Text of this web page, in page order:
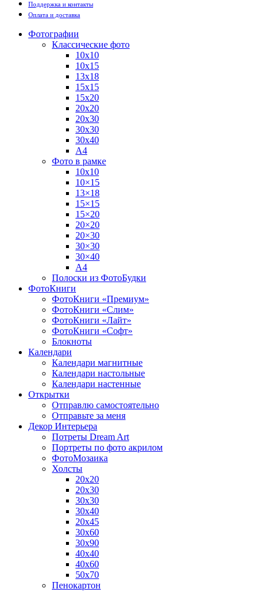
Поддержка и контакты
Оплата и доставка
Фотографии
Классические фото
10х10
10х15
13х18
15х15
15х20
20х20
20х30
30х30
30х40
А4
Фото в рамке
10х10
10×15
13×18
15×15
15×20
20×20
20×30
30×30
30×40
A4
Полоски из ФотоБудки
ФотоКниги
ФотоКниги «Премиум»
ФотоКниги «Слим»
ФотоКниги «Лайт»
ФотоКниги «Софт»
Блокноты
Календари
Календари магнитные
Календари настольные
Календари настенные
Открытки
Отправлю самостоятельно
Отправьте за меня
Декор Интерьера
Потреты Dream Art
Портреты по фото акрилом
ФотоМозаика
Холсты
20х20
20х30
30х30
30х40
20х45
30х60
30х90
40х40
40х60
50х70
Пенокартон